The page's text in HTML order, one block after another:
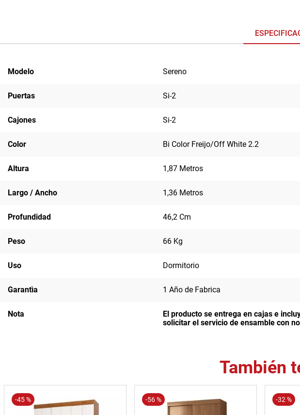
Modelo Sereno
Puertas Si-2
Cajones Si-2
Color Bi Color Freijo/Off White 2.2
Altura 1,87 Metros
Largo / Ancho 1,36 Metros
Profundidad 46,2 Cm
Peso 66 Kg
Uso Dormitorio
Garantìa 1 Año de Fabrica
Nota El producto se entrega en cajas e
solicitar el servicio de ensamble con
También
-45 % -56 % -32 %